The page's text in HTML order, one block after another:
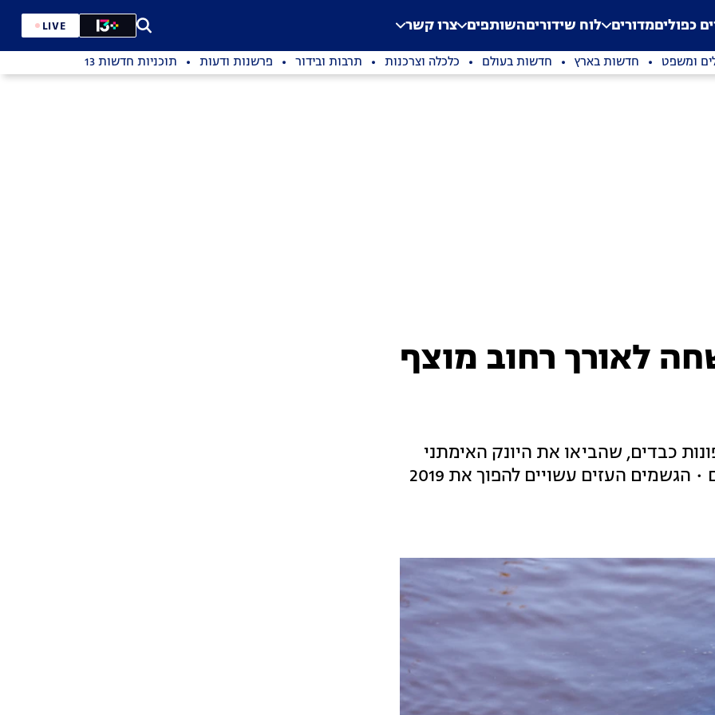
Application error: a
. כפוליםמדורים לוח שידוריםהשותפים צרו קשר LIVE
ומשפט חדשות בארץ חדשות בעולם כלכלה וצרכנות תרבות ובידור פרשנות ודעות תוכניות חדשות 13
לאורך רחוב מוצף
כבדים, שהביאו את היונק האימתני
יחד עם חיות נוספות לשחות ברחובות המוצפים • הגשמים העזים עשויים להפוך את 2019